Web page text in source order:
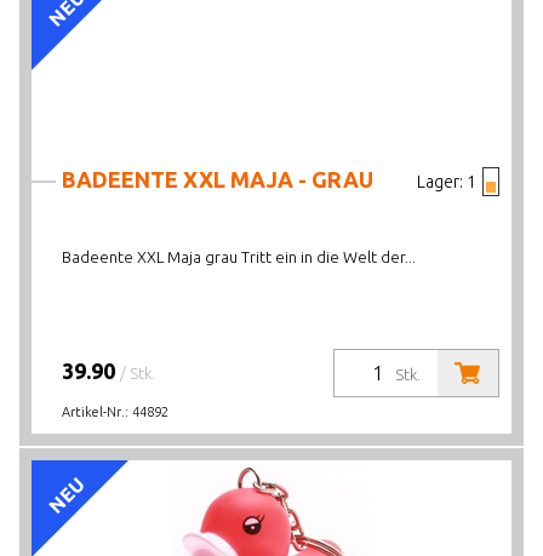
Lager: 1
BADEENTE XXL MAJA - GRAU
Badeente XXL Maja grau Tritt ein in die Welt der...
Stk.
39.90 / Stk.
Artikel-Nr.: 44892
NEU